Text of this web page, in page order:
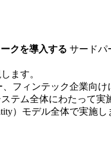
クを導入する サードパ
ます。
フィンテック企業向け
テム全体にわたって実
）モデル全体で実施し